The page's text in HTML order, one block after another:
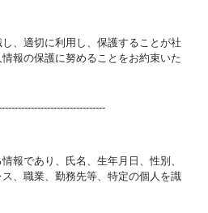
、適切に利用し、保護することが社
報の保護に努めることをお約束いた
報であり、氏名、生年月日、性別、
、職業、勤務先等、特定の個人を識